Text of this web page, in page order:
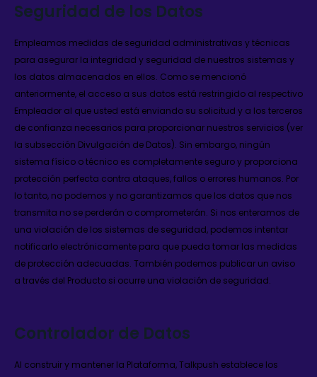
Seguridad de los Datos
Empleamos medidas de seguridad administrativas y técnicas
para asegurar la integridad y seguridad de nuestros sistemas y
los datos almacenados en ellos. Como se mencionó
anteriormente, el acceso a sus datos está restringido al respectivo
Empleador al que usted está enviando su solicitud y a los terceros
de confianza necesarios para proporcionar nuestros servicios (ver
la subsección Divulgación de Datos). Sin embargo, ningún
sistema físico o técnico es completamente seguro y proporciona
protección perfecta contra ataques, fallos o errores humanos. Por
lo tanto, no podemos y no garantizamos que los datos que nos
transmita no se perderán o comprometerán. Si nos enteramos de
una violación de los sistemas de seguridad, podemos intentar
notificarlo electrónicamente para que pueda tomar las medidas
de protección adecuadas. También podemos publicar un aviso
a través del Producto si ocurre una violación de seguridad.
Controlador de Datos
Al construir y mantener la Plataforma, Talkpush establece los